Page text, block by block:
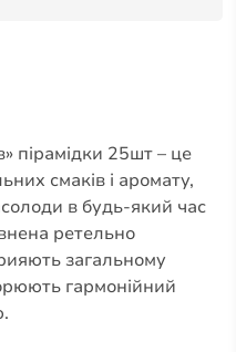
пірамідки 25шт – це
смаків і аромату,
в будь-який час
ретельно
загальному
гармонійний